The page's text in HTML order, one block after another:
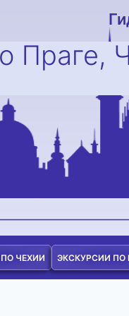
Праге,
ЧЕХИИ ЭКСКУРСИИ ПО